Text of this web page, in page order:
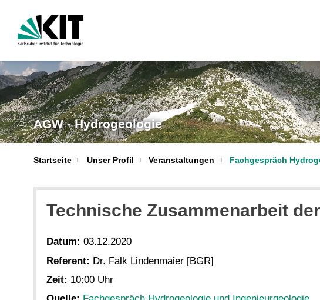
AGW - Hydrogeologie
Startseite Unser Profil Veranstaltungen Fachgespräch
Technische Zusammenarbeit
Datum: 03.12.2020
Referent: Dr. Falk Lindenmaier [BGR]
Zeit: 10:00 Uhr